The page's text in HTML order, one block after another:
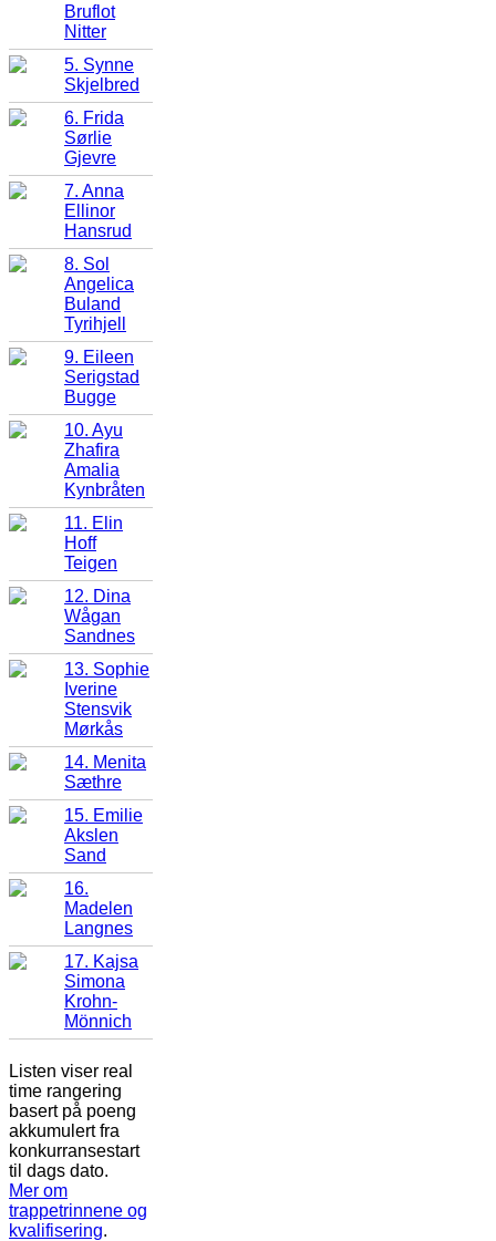
Bruflot
Nitter
5. Synne
Skjelbred
6. Frida
Sørlie
Gjevre
7. Anna
Ellinor
Hansrud
8. Sol
Angelica
Buland
Tyrihjell
9. Eileen
Serigstad
Bugge
10. Ayu
Zhafira
Amalia
Kynbråten
11. Elin
Hoff
Teigen
12. Dina
Wågan
Sandnes
13. Sophie
Iverine
Stensvik
Mørkås
14. Menita
Sæthre
15. Emilie
Akslen
Sand
16.
Madelen
Langnes
17. Kajsa
Simona
Krohn-
Mönnich
Listen viser real
time rangering
basert på poeng
akkumulert fra
konkurransestart
til dags dato.
Mer om
trappetrinnene og
kvalifisering.